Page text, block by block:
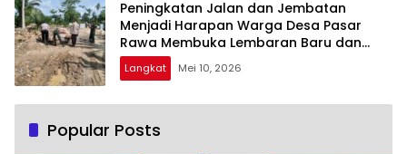
Peningkatan Jalan dan Jembatan
Menjadi Harapan Warga Desa Pasar
Rawa Membuka Lembaran Baru dan
Rezeki Baru
Langkat Mei 10, 2026
Popular Posts